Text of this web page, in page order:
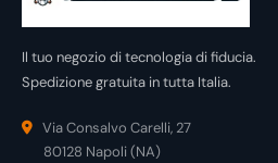
Il tuo negozio di tecnologia di fiducia.
Spedizione gratuita in tutta Italia.
Via Consalvo Carelli, 27
80128 Napoli (NA)